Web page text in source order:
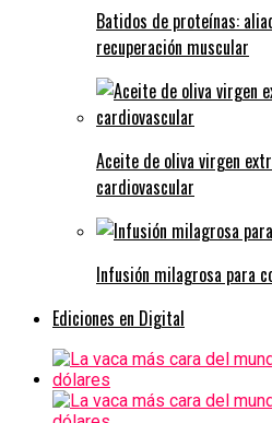
Batidos de proteínas:
recuperación muscular
Aceite de oliva virgen
cardiovascular
Infusión milagrosa para
Ediciones en Digital